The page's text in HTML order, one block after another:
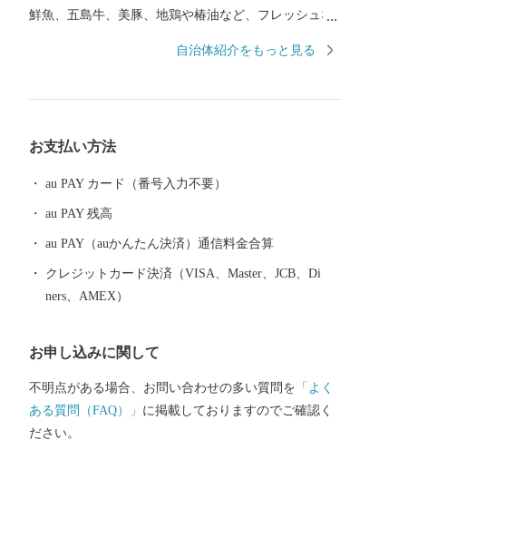
鮮魚、五島牛、美豚、地鶏や椿油など、フレッシュな
天草地方の潜伏キリシタン関連遺産」が世界遺産に登
静かに佇んでいます。
自治体紹介をもっと見る
お支払い方法
au PAY カード（番号入力不要）
au PAY 残高
au PAY（auかんたん決済）通信料金合算
クレジットカード決済（VISA、Master、JCB、Di
ners、AMEX）
お申し込みに関して
不明点がある場合、お問い合わせの多い質問を 「よく
ある質問（FAQ）」 に掲載しておりますのでご確認く
ださい。